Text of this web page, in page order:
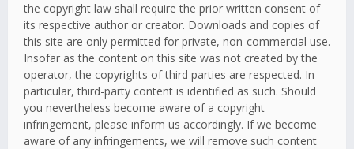
the copyright law shall require the prior written consent of
its respective author or creator. Downloads and copies of
this site are only permitted for private, non-commercial use.
Insofar as the content on this site was not created by the
operator, the copyrights of third parties are respected. In
particular, third-party content is identified as such. Should
you nevertheless become aware of a copyright
infringement, please inform us accordingly. If we become
aware of any infringements, we will remove such content